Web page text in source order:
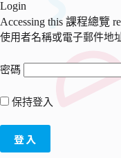
Login
Accessing this 課程總覽
使用者名稱或電子郵件地
密碼
保持登入